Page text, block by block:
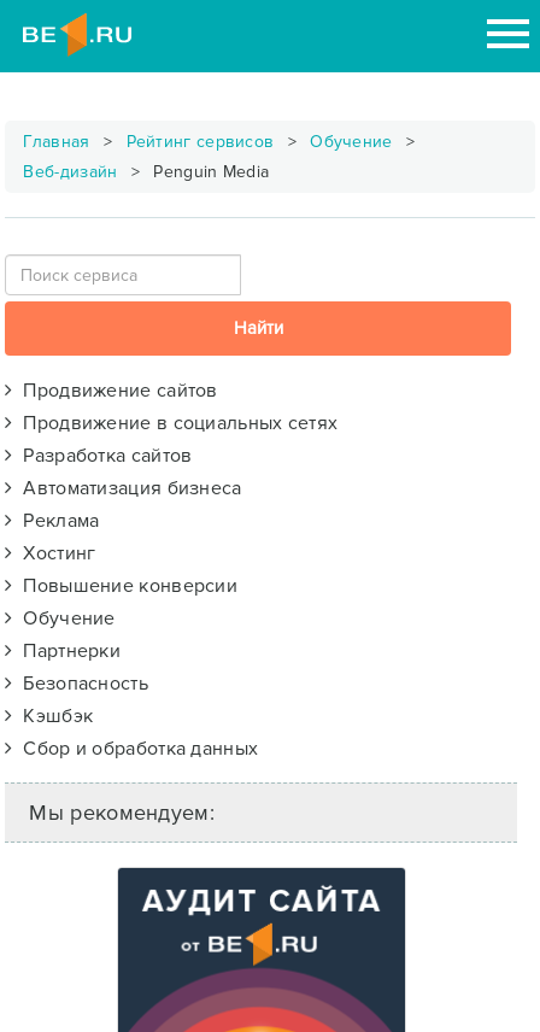
Главная Рейтинг сервисов
Обучение
Веб-дизайн
Penguin Media
Продвижение сайтов
Продвижение в социальных сетях
Разработка сайтов
Автоматизация бизнеса
Реклама
Хостинг
Повышение конверсии
Обучение
Партнерки
Безопасность
Кэшбэк
Сбор и обработка данных
Мы рекомендуем: